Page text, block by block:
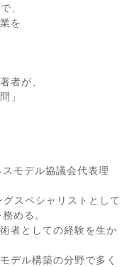
、
を
者が、
」
モデル協議会代表理
スペシャリストとして
める。
者としての経験を生か
デル構築の分野で多く